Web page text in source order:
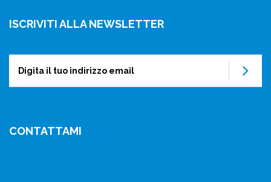
ISCRIVITI ALLA NEWSLETTER
CONTATTAMI